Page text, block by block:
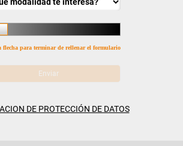
flecha para terminar de rellenar el formulario
DE PROTECCIÓN DE DATOS